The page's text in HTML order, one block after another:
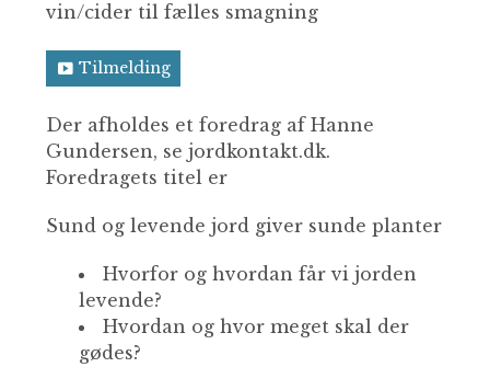
vin/cider til fælles smagning
Tilmelding
Der afholdes et foredrag af Hanne
Gundersen, se jordkontakt.dk.
Foredragets titel er
Sund og levende jord giver sunde planter
Hvorfor og hvordan får vi jorden
levende?
Hvordan og hvor meget skal der
gødes?